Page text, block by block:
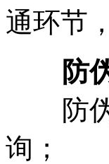
通环节
防
防伪
询；